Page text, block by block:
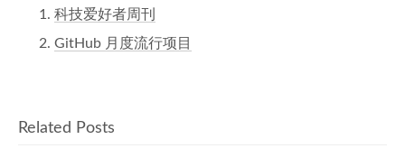
科技爱好者周刊
GitHub 月度流行项目
Related Posts